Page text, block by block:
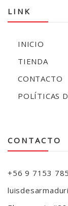
LINK
INICIO
TIENDA
CONTACTO
POLÍTICAS
CONTACTO
+56 9 7153